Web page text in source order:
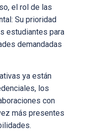
el rol de las
Su prioridad
estudiantes para
demandadas
ya están
los
con
más presentes